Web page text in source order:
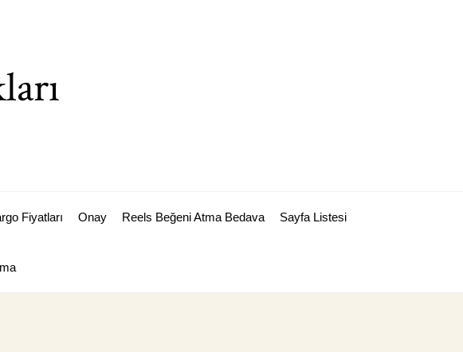
Fiyatları Onay Reels Beğeni Atma Bedava Sayfa Listesi